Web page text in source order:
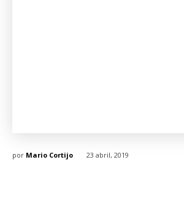
por Mario Cortijo 23 abril, 2019